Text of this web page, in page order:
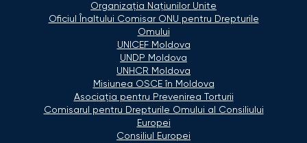
Organizaţia Naţiunilor Unite
Oficiul Înaltului Comisar ONU pentru Drepturile
Omului
UNICEF Moldova
UNDP Moldova
UNHCR Moldova
Misiunea OSCE în Moldova
Asociaţia pentru Prevenirea Torturii
Comisarul pentru Drepturile Omului al Consiliului
Europei
Consiliul Europei